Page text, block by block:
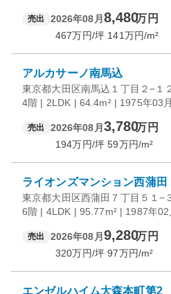
売出 2026年08月 8,480万円
467万円/坪 141万円/m²
アルカサーノ南馬込
東京都大田区南馬込１丁目２−１
4階 | 2LDK | 64.4m² | 1975年03月
売出 2026年08月 3,780万円
194万円/坪 59万円/m²
ライオンズマンション西蒲田
東京都大田区西蒲田７丁目５１−
6階 | 4LDK | 95.77m² | 1987年02
売出 2026年08月 9,280万円
320万円/坪 97万円/m²
エンゼルハイム大森本町第2